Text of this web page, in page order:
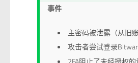
事件
主密码被泄露（从旧
攻击者尝试登录